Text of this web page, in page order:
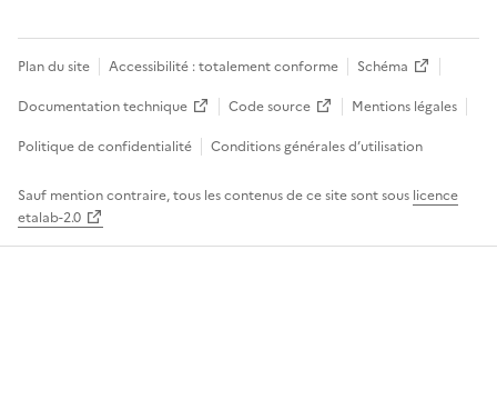
Plan du site Accessibilité : totalement conforme
Schéma
Documentation technique
Code source
Mentions légales
Politique de confidentialité
Conditions générales d’utilisation
Sauf mention contraire, tous les contenus de ce site sont sous licence
etalab-2.0